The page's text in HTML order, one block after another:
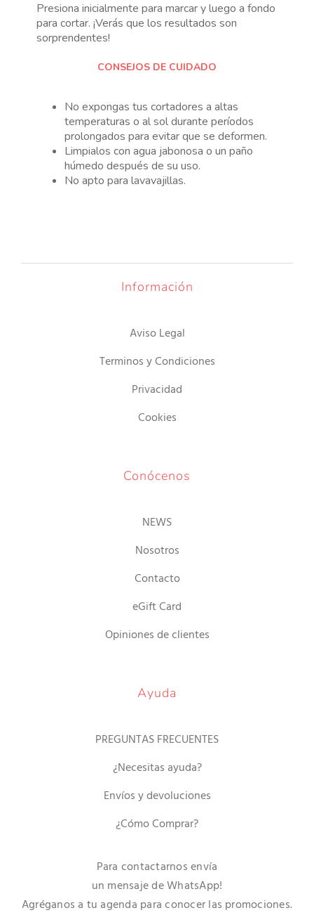
Presiona inicialmente para marcar y luego a fondo
para cortar. ¡Verás que los resultados son
sorprendentes!
CONSEJOS DE CUIDADO
No expongas tus cortadores a altas
temperaturas o al sol durante períodos
prolongados para evitar que se deformen.
Limpialos con agua jabonosa o un paño
húmedo después de su uso.
No apto para lavavajillas.
Información
Aviso Legal
Terminos y Condiciones
Privacidad
Cookies
Conócenos
NEWS
Nosotros
Contacto
eGift Card
Opiniones de clientes
Ayuda
PREGUNTAS FRECUENTES
¿Necesitas ayuda?
Envíos y devoluciones
¿Cómo Comprar?
Para contactarnos envía
un mensaje de WhatsApp!
Agréganos a tu agenda para conocer las promociones.